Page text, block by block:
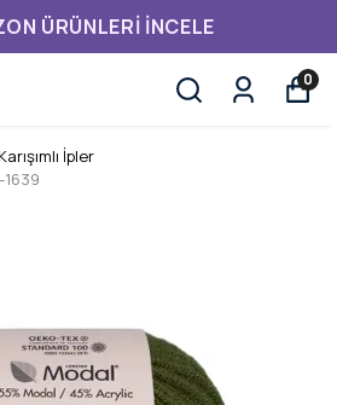
ÜRÜNLERI İNCELE
0
İpler